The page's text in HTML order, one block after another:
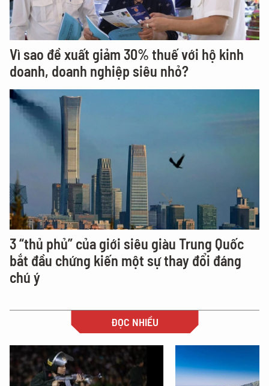
Vì sao đề xuất giảm 30% thuế với hộ kinh
doanh, doanh nghiệp siêu nhỏ?
3 “thủ phủ” của giới siêu giàu Trung Quốc
bắt đầu chứng kiến một sự thay đổi đáng
chú ý
ĐỌC NHIỀU